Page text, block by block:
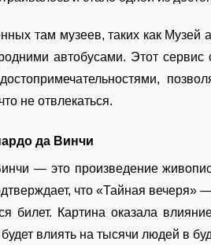
там музеев, таких как Музей
автобусами. Этот
не отвлекаться.
да Винчи
— это произведение
что «Тайная
билет. Картина оказала
влиять на тысячи людей в